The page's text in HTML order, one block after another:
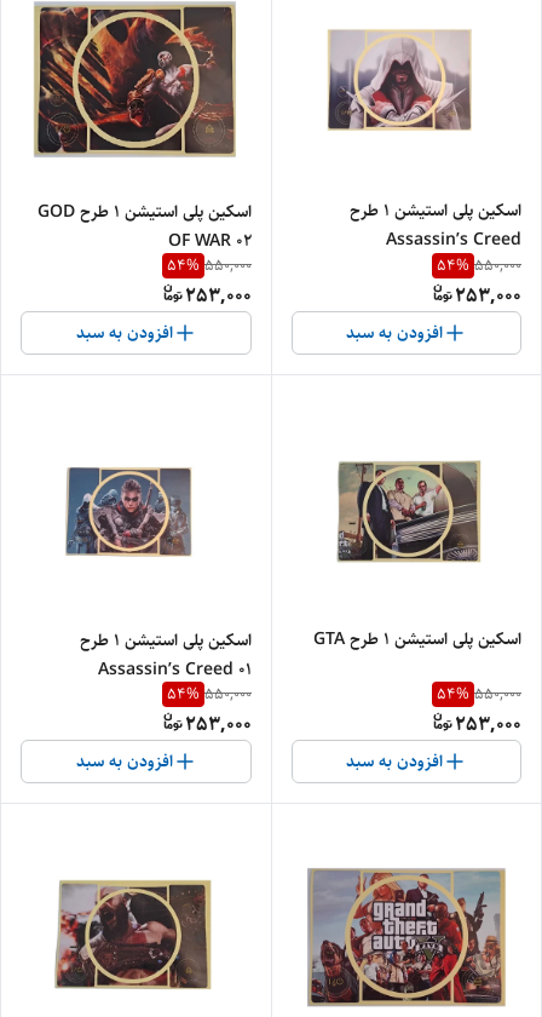
اسکین پلی استیشن 1 طرح
Assassin’s Creed
550,000
54%
253,000
افزودن به سبد
اسکین پلی استیشن 1 طرح GOD
OF WAR 02
550,000
54%
253,000
افزودن به سبد
اسکین پلی استیشن 1 طرح GTA
550,000
54%
253,000
افزودن به سبد
اسکین پلی استیشن 1 طرح
Assassin’s Creed 01
550,000
54%
253,000
افزودن به سبد